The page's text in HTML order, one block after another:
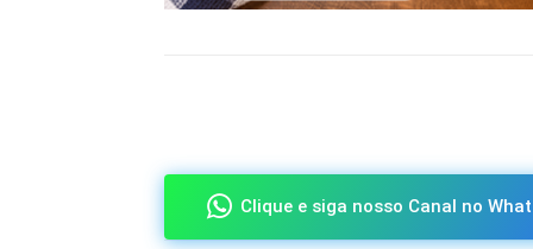
Clique e siga nosso Canal no